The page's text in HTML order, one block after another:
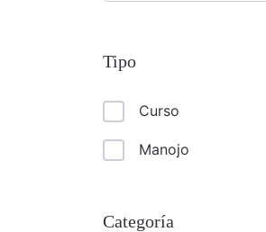
Tipo
Curso
Manojo
Categoría